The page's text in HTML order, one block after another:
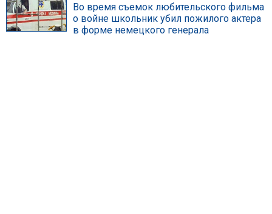
Во время съемок любительского фильма
о войне школьник убил пожилого актера
в форме немецкого генерала